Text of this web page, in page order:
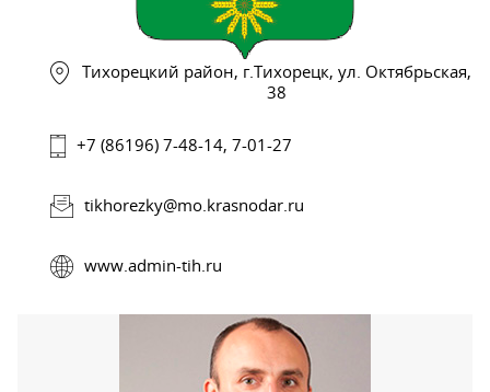
Тихорецкий район, г.Тихорецк, ул. Октябрьская,
38
+7 (86196) 7-48-14, 7-01-27
tikhorezky@mo.krasnodar.ru
www.admin-tih.ru